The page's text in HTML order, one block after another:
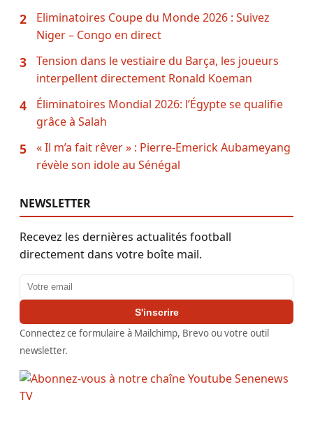
2
Eliminatoires Coupe du Monde 2026 : Suivez
Niger – Congo en direct
3
Tension dans le vestiaire du Barça, les joueurs
interpellent directement Ronald Koeman
4
Éliminatoires Mondial 2026: l’Égypte se qualifie
grâce à Salah
5
« Il m’a fait rêver » : Pierre-Emerick Aubameyang
révèle son idole au Sénégal
NEWSLETTER
Recevez les dernières actualités football
directement dans votre boîte mail.
Adresse email
S'inscrire
Connectez ce formulaire à Mailchimp, Brevo ou votre outil
newsletter.